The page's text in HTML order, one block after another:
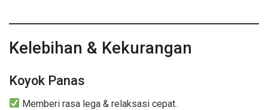
Kelebihan & Kekurangan
Koyok Panas
Memberi rasa lega & relaksasi cepat.